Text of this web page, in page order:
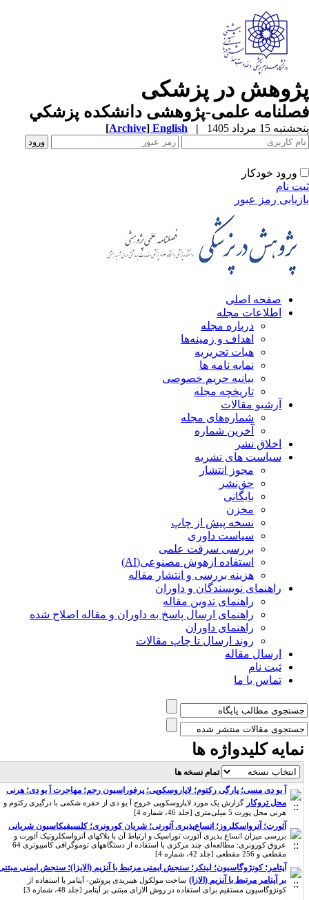
در پزشکی
علمی-پژوهشی دانشکده پزشکي
15 مرداد 1405 |
English
[Archive]
ورود خودکار
نام
رمز عبور
صفحه اصلی
اطلاعات مجله
درباره مجله
اهداف و زمینه‌ها
هیات تحریریه
نمایه نامه ها
بیانیه حریم خصوصی
تاریخچه مجله
آرشیو مقالات
شماره‌های مجله
آخرین شماره
اخلاق نشر
سیاست های نشریه
مجوز انتشار
حق‌نشر
بایگانی
مخزن
نسخه پیش از چاپ
سیاست داوری
بررسی سرقت علمی
استفاده ازهوش مصنوعی(AI)
هزینه بررسی و انتشار مقاله
راهنمای نویسندگان و داوران
راهنمای تدوین مقاله
راهنمای ارسال پاسخ به داوران و مقاله اصلاح شده
راهنمای داوران
روند ارسال تا چاپ مقالات
ارسال مقاله
ثبت نام
تماس با ما
کلیدواژه ها
تمام نسخه ها
آ یو دی مسی؛ پارگی رکتوم؛ لاپاروسکوپی؛ پرفوراسیون رحم؛ مهاجرت آ یو دی؛ هرنی
محل تروکار گزارش یک مورد لاپاروسکوپی خروج آ یو دی از حفره شکمی با درگیری رکتوم و
هرنی محل پورت 5 میلی‌متری [جلد 46، شماره 4]
آئورت؛ آترواسکلروز؛ اتساع‌پذیری آئورتی؛ شریان کورونری؛ کلسیفیکاسیون شریانی
بررسی میزان اتساع پذیری آئورت توراسیک و ارتباط آن با پلاکهای آترواسکلروتیک آئورت و
عروق کورونری: مطالعه‌ای چند مرکزی با استفاده از دستگاههای توموگرافی کامپیوتری 64
مقطعی و 256 مقطعی [جلد 42، شماره 4]
آپتامر؛ کونژوگاسیون؛ لینکر؛ سنجش ایمنی مرتبط با آنزیم (الایزا)؛ سنجش ایمنی مبتنی
بر آپتامر مرتبط با آنزیم (الازا)
ساخت مولکول هیبریدی پروتئین- آپتامر با استفاده از
کونژوگاسیون مستقیم برای استفاده در روش الازای مبتنی بر آپتامر [جلد 48، شماره 3]